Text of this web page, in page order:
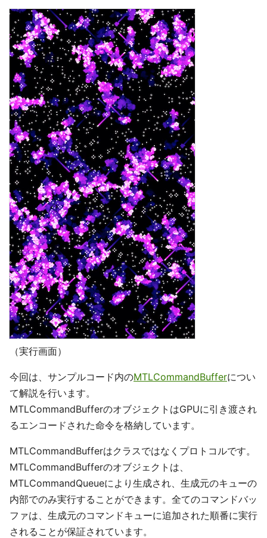
（実行画面）
今回は、サンプルコード内のMTLCommandBufferについ
て解説を行います。
MTLCommandBufferのオブジェクトはGPUに引き渡され
るエンコードされた命令を格納しています。
MTLCommandBufferはクラスではなくプロトコルです。
MTLCommandBufferのオブジェクトは、
MTLCommandQueueにより生成され、生成元のキューの
内部でのみ実行することができます。全てのコマンドバッ
ファは、生成元のコマンドキューに追加された順番に実行
されることが保証されています。